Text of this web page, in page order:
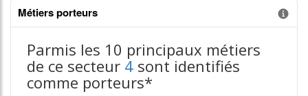
Métiers porteurs
Parmis les 10 principaux métiers
de ce secteur 4 sont identifiés
comme porteurs*